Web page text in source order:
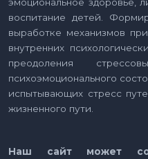
воспитание детей.
выработке механизмов
внутренних
преодоления
психоэмоционального
испытывающих стресс
жизненного пути.
Наш сайт может